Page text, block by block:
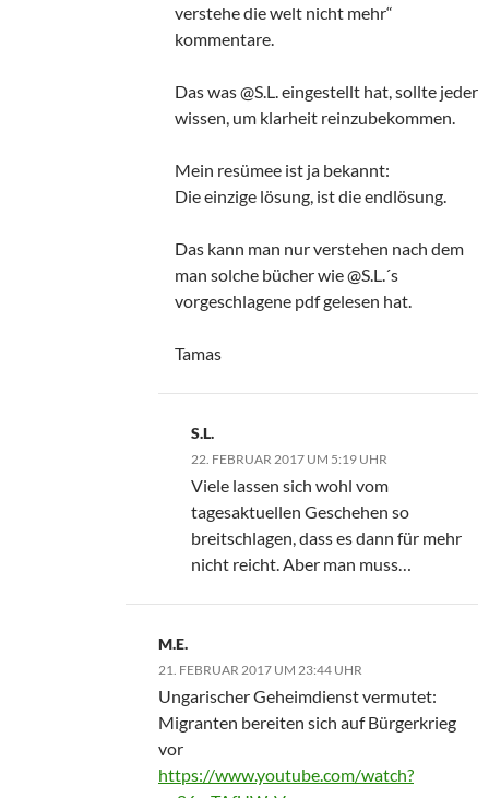
verstehe die welt nicht mehr“
kommentare.
Das was @S.L. eingestellt hat, sollte jeder
wissen, um klarheit reinzubekommen.
Mein resümee ist ja bekannt:
Die einzige lösung, ist die endlösung.
Das kann man nur verstehen nach dem
man solche bücher wie @S.L.´s
vorgeschlagene pdf gelesen hat.
Tamas
S.L.
22. FEBRUAR 2017 UM 5:19 UHR
Viele lassen sich wohl vom
tagesaktuellen Geschehen so
breitschlagen, dass es dann für mehr
nicht reicht. Aber man muss…
M.E.
21. FEBRUAR 2017 UM 23:44 UHR
Ungarischer Geheimdienst vermutet:
Migranten bereiten sich auf Bürgerkrieg
vor
https://www.youtube.com/watch?